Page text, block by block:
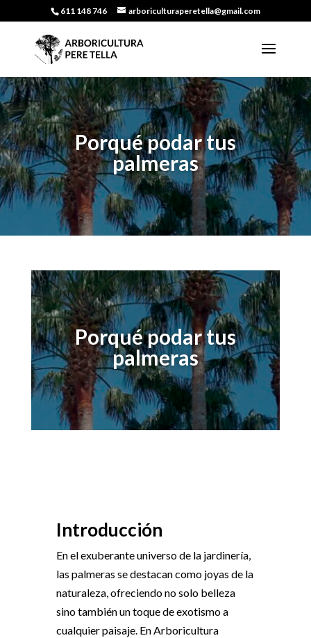
611 148 746 arboriculturaperetella@gmail.com
Porqué podar tus
palmeras
Porqué podar tus
palmeras
Introducción
En el exuberante universo de la jardinería,
las palmeras se destacan como joyas de la
naturaleza, ofreciendo no solo belleza
sino también un toque de exotismo a
cualquier paisaje. En Arboricultura